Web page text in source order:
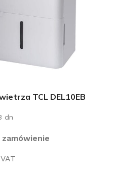
TCL DEL10EB
dn